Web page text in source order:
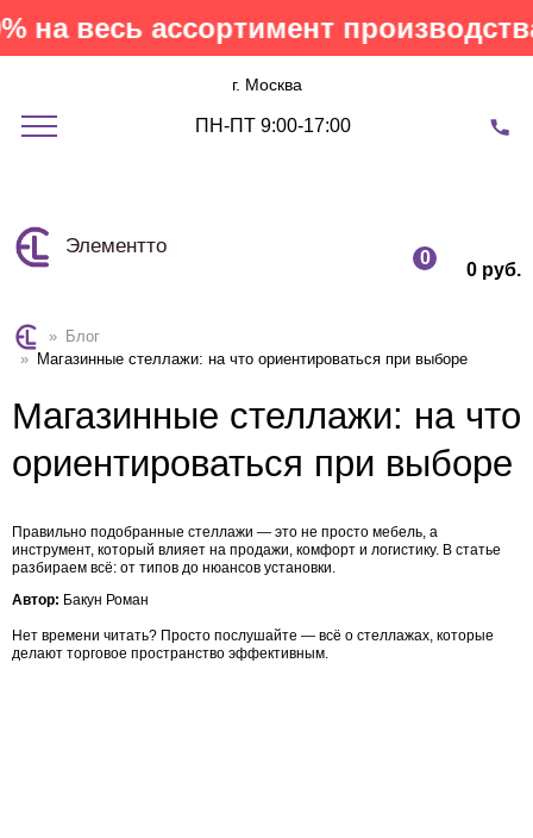
весь ассортимент производства
г. Москва
ПН-ПТ 9:00-17:00
Элементто
0
0 руб.
» Блог
» Магазинные стеллажи: на что ориентироваться при выборе
Магазинные стеллажи: на что
ориентироваться при выборе
Правильно подобранные стеллажи — это не просто мебель, а
инструмент, который влияет на продажи, комфорт и логистику. В статье
разбираем всё: от типов до нюансов установки.
Автор: Бакун Роман
Нет времени читать? Просто послушайте — всё о стеллажах, которые
делают торговое пространство эффективным.